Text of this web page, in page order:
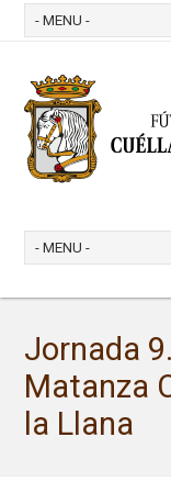
Jornada
Matanza
la Llana